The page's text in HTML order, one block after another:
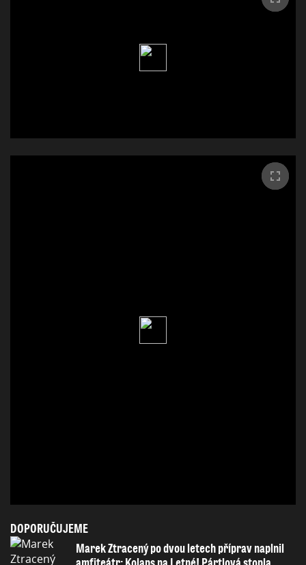
DOPORUČUJEME
Marek Ztracený po dvou letech příprav naplnil